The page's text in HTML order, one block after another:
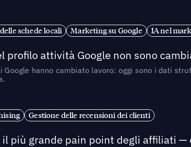
schede locali Marketing su Google IA nel
profilo attività Google non sono
hanno cambiato lavoro: oggi sono i dati
Gestione delle recensioni dei clienti
il più grande pain point degli affiliati —